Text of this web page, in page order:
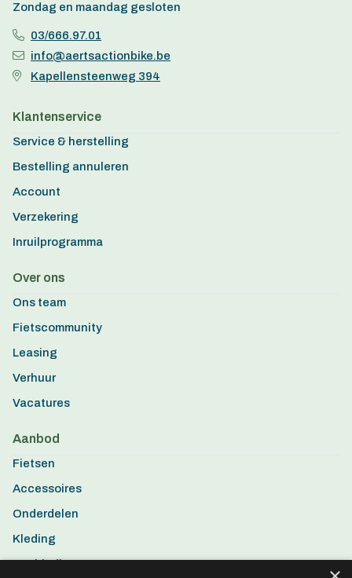
Zondag en maandag gesloten
03/666.97.01
info@aertsactionbike.be
Kapellensteenweg 394
Klantenservice
Service & herstelling
Bestelling annuleren
Account
Verzekering
Inruilprogramma
Over ons
Ons team
Fietscommunity
Leasing
Verhuur
Vacatures
Aanbod
Fietsen
Accessoires
Onderdelen
Kleding
Aanbiedingen